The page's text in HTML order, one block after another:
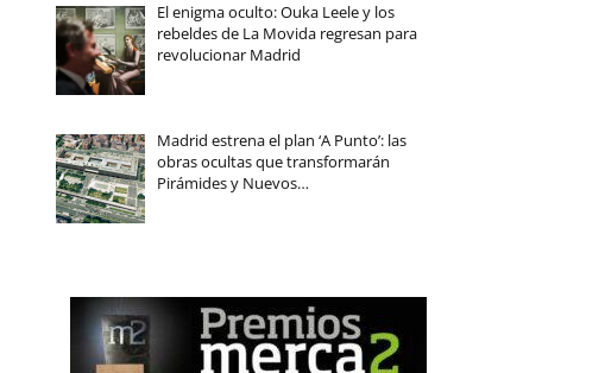
El enigma oculto: Ouka Leele y los
rebeldes de La Movida regresan para
revolucionar Madrid
Madrid estrena el plan ‘A Punto’: las
obras ocultas que transformarán
Pirámides y Nuevos…